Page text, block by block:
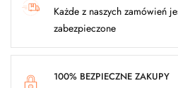
Każde z naszych zamówień
zabezpieczone
100% BEZPIECZNE ZAKUPY